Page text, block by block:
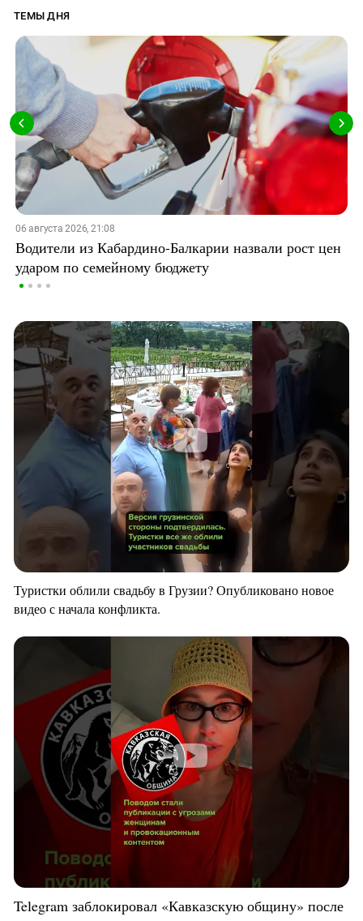
ТЕМЫ ДНЯ
06 августа 2026, 21:08
Водители из Кабардино-Балкарии назвали рост цен
ударом по семейному бюджету
Туристки облили свадьбу в Грузии? Опубликовано новое
видео с начала конфликта.
Telegram заблокировал «Кавказскую общину» после